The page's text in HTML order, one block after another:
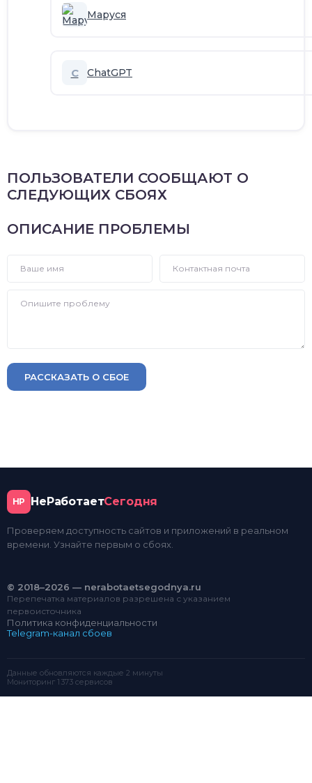
Маруся
C ChatGPT
ПОЛЬЗОВАТЕЛИ СООБЩАЮТ О
СЛЕДУЮЩИХ СБОЯХ
ОПИСАНИЕ ПРОБЛЕМЫ
РАССКАЗАТЬ О СБОЕ
НР НеРаботаетСегодня
Проверяем доступность сайтов и приложений в реальном
времени. Узнайте первым о сбоях.
© 2018–2026 — nerabotaetsegodnya.ru
Перепечатка материалов разрешена с указанием
первоисточника
Политика конфиденциальности
Telegram-канал сбоев
Данные обновляются каждые 2 минуты
Мониторинг 1 373 сервисов